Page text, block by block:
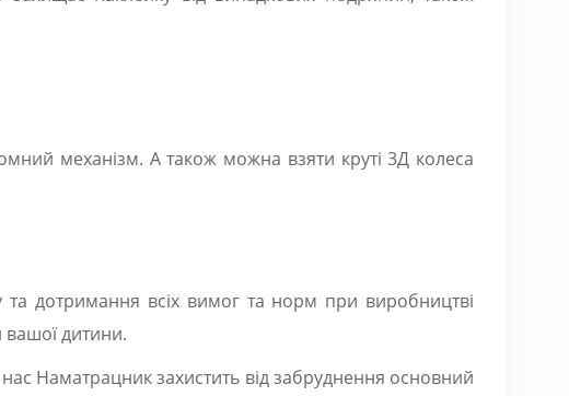
механізм. А також можна взяти круті 3Д колеса
та дотримання всіх вимог та норм при виробництві
вашої дитини.
Наматрацник захистить від забруднення основний